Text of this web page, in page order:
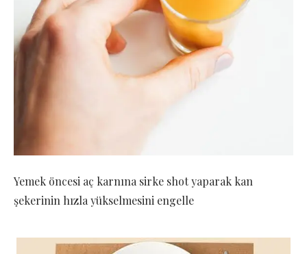
Yemek öncesi aç karnına sirke shot yaparak kan
şekerinin hızla yükselmesini engelle